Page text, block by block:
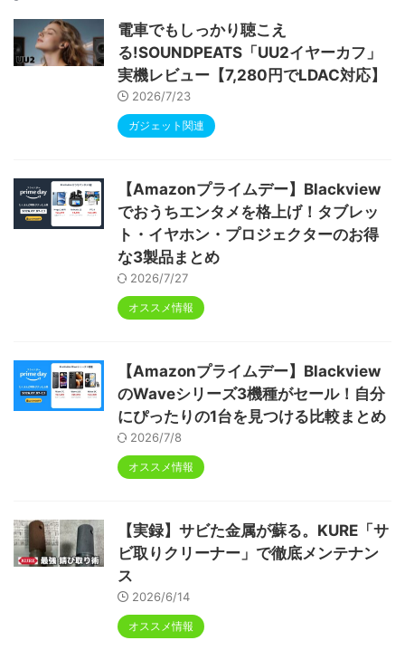
電車でもしっかり聴こえ
る!SOUNDPEATS「UU2イヤーカフ」
実機レビュー【7,280円でLDAC対応】
2026/7/23
ガジェット関連
【Amazonプライムデー】Blackview
でおうちエンタメを格上げ！タブレッ
ト・イヤホン・プロジェクターのお得
な3製品まとめ
2026/7/27
オススメ情報
【Amazonプライムデー】Blackview
のWaveシリーズ3機種がセール！自分
にぴったりの1台を見つける比較まとめ
2026/7/8
オススメ情報
【実録】サビた金属が蘇る。KURE「サ
ビ取りクリーナー」で徹底メンテナン
ス
2026/6/14
オススメ情報